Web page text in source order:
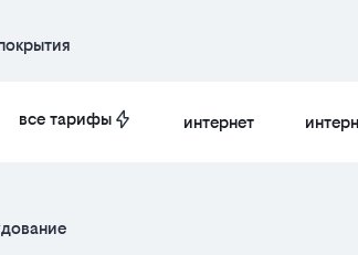
все тарифы интернет